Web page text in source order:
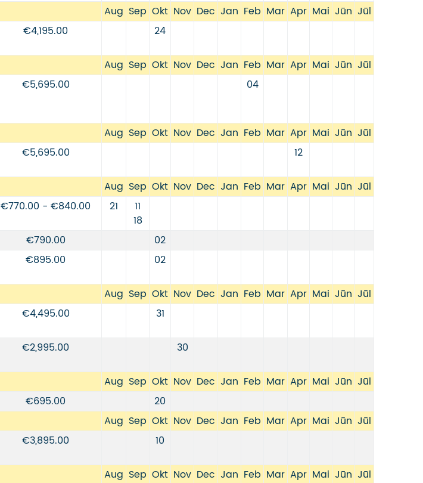
Aug Sep Okt Nov Dec Jan Feb Mar Apr Mai Jūn Jūl
€4,195.00 24
Aug Sep Okt Nov Dec Jan Feb Mar Apr Mai Jūn Jūl
€5,695.00 04
Aug Sep Okt Nov Dec Jan Feb Mar Apr Mai Jūn Jūl
€5,695.00 12
Aug Sep Okt Nov Dec Jan Feb Mar Apr Mai Jūn Jūl
€770.00 - €840.00 21
11
18
€790.00
02
€895.00 02
Aug Sep Okt Nov Dec Jan Feb Mar Apr Mai Jūn Jūl
€4,495.00 31
€2,995.00 30
Aug Sep Okt Nov Dec Jan Feb Mar Apr Mai Jūn Jūl
€695.00
20
Aug Sep Okt Nov Dec Jan Feb Mar Apr Mai Jūn Jūl
€3,895.00 10
Aug Sep Okt Nov Dec Jan Feb Mar Apr Mai Jūn Jūl